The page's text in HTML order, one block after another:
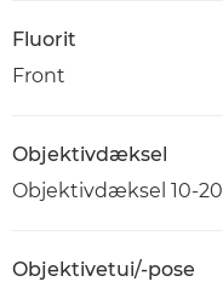
Fluorit
Front
Objektivdæksel
Objektivdæksel 10-20
Objektivetui/-pose